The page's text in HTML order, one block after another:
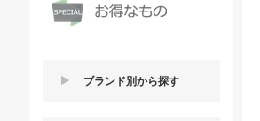
ブランド別から探す